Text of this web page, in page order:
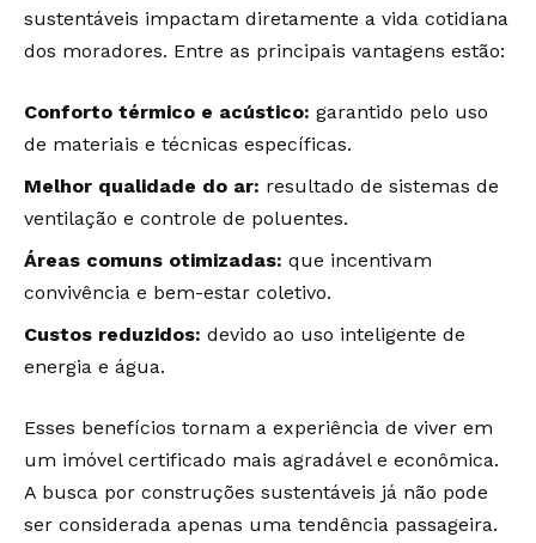
sustentáveis impactam diretamente a vida cotidiana
dos moradores. Entre as principais vantagens estão:
Conforto térmico e acústico: garantido pelo uso
de materiais e técnicas específicas.
Melhor qualidade do ar: resultado de sistemas de
ventilação e controle de poluentes.
Áreas comuns otimizadas: que incentivam
convivência e bem-estar coletivo.
Custos reduzidos: devido ao uso inteligente de
energia e água.
Esses benefícios tornam a experiência de viver em
um imóvel certificado mais agradável e econômica.
A busca por construções sustentáveis já não pode
ser considerada apenas uma tendência passageira.